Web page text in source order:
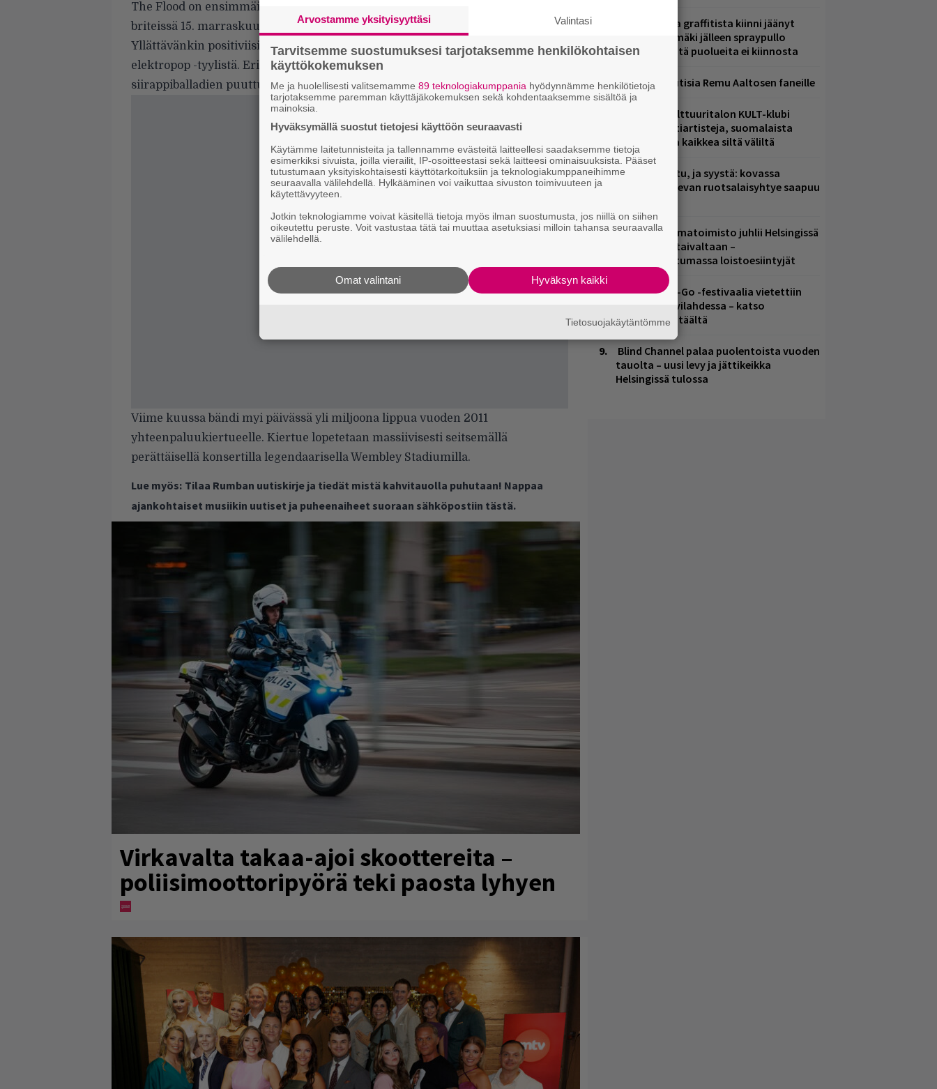
The Flood on ensimmäinen single uudelta Progress -albumilta, joka julkaistiin
briteissä 15. marraskuuta.
Yllättävänkin positiviisia arvosteluja saanutta albumia kehutaan sen tuoreesta
elektropop -tyylistä. Erityisesti arvosteluissa kiitellään samanlaisten
siirappiballadien puuttumista, joilla bändi alunperin kipusi kuuluisuuteen.
Viime kuussa bändi myi päivässä yli miljoona lippua vuoden 2011
yhteenpaluukiertueelle. Kiertue lopetetaan massiivisesti seitsemällä
perättäisellä konsertilla legendaarisella Wembley Stadiumilla.
Lue myös: Tilaa Rumban uutiskirje ja tiedät mistä kahvitauolla puhutaan! Nappaa
ajankohtaiset musiikin uutiset ja puheenaiheet suoraan sähköpostiin tästä.
Virkavalta takaa-ajoi skoottereita –
poliisimoottoripyörä teki paosta lyhyen
Laittomasta graffitista kiinni jäänyt
Paavo Arhinmäki jälleen spraypullo
kädessä – näitä puolueita ei kiinnosta
Mainioita uutisia Remu Aaltosen faneille
Helsingin Kulttuuritalon KULT-klubi
tarjoaa kulttiartisteja, suomalaista
osaamista ja kaikkea siltä väliltä
Kent mainittu, ja syystä: kovassa
nosteessa olevan ruotsalaisyhtye saapuu
Mainio ohjelmatoimisto juhlii Helsingissä
10-vuotista taivaltaan –
ilmaistapahtumassa loistoesiintyjät
Jytäkesä Go-Go -festivaalia vietettiin
Helsingin Suvilahdessa – katso
kuvagalleria täältä
Blind Channel palaa puolentoista vuoden
tauolta – uusi levy ja jättikeikka
Helsingissä tulossa
Arvostamme yksityisyyttäsi Valintasi
Tarvitsemme suostumuksesi tarjotaksemme henkilökohtaisen
käyttökokemuksen
Me ja huolellisesti valitsemamme 89 teknologiakumppania hyödynnämme henkilötietoja
tarjotaksemme paremman käyttäjäkokemuksen sekä kohdentaaksemme sisältöä ja
mainoksia.
Hyväksymällä suostut tietojesi käyttöön seuraavasti
Käytämme laitetunnisteita ja tallennamme evästeitä laitteellesi saadaksemme tietoja
esimerkiksi sivuista, joilla vierailit, IP-osoitteestasi sekä laitteesi ominaisuuksista. Pääset
tutustumaan yksityiskohtaisesti käyttötarkoituksiin ja teknologiakumppaneihimme
seuraavalla välilehdellä. Hylkääminen voi vaikuttaa sivuston toimivuuteen ja
käytettävyyteen.
Jotkin teknologiamme voivat käsitellä tietoja myös ilman suostumusta, jos niillä on siihen
oikeutettu peruste. Voit vastustaa tätä tai muuttaa asetuksiasi milloin tahansa seuraavalla
välilehdellä.
Hyväksyn kaikki
Omat valintani
Tietosuojakäytäntömme